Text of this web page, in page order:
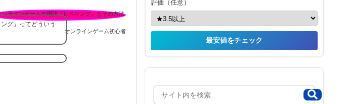
オンラインゲーム初心者
グ」ってどういう
評価（任意）
最安値をチェック